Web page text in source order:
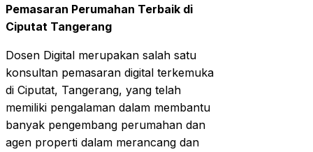
Pemasaran Perumahan Terbaik di
Ciputat Tangerang
Dosen Digital merupakan salah satu
konsultan pemasaran digital terkemuka
di Ciputat, Tangerang, yang telah
memiliki pengalaman dalam membantu
banyak pengembang perumahan dan
agen properti dalam merancang dan